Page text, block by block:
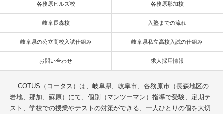
各務原ヒルズ校 各務原那加校
岐阜長森校 入塾までの流れ
岐阜県の公立高校入試仕組み 岐阜県私立高校入試の仕組み
お問い合わせ 求人採用情報
COTUS（コータス）は、岐阜県、岐阜市、各務原市（長森地区の
岩地、那加、蘇原）にて、個別（マンツーマン）指導で受験、定期テ
スト、学校での授業やテストの対策ができる、一人ひとりの個を大切